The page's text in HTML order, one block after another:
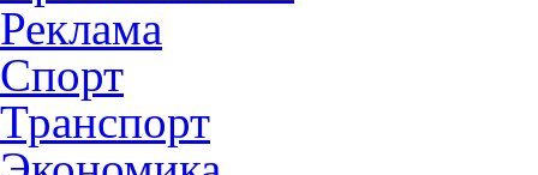
Реклама
Спорт
Транспорт